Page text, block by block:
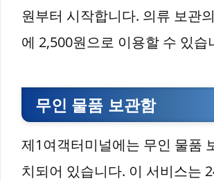
원부터 시작합니다. 의류 보관
에 2,500원으로 이용할 수 있습
무인 물품 보관함
제1여객터미널에는 무인 물품
치되어 있습니다. 이 서비스는